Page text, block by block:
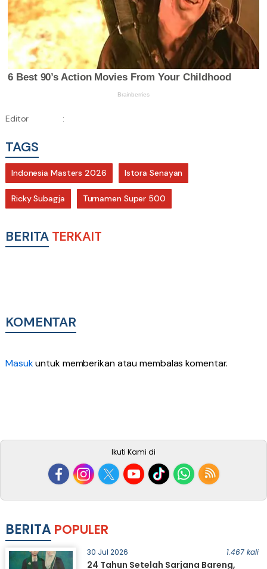
Editor :
TAGS
Indonesia Masters 2026 Istora Senayan
Ricky Subagja Turnamen Super 500
BERITA TERKAIT
KOMENTAR
Masukuntuk memberikan atau membalas komentar.
Ikuti Kami di
BERITA POPULER
30 Jul 2026 1.467 kali
24 Tahun Setelah Sarjana Bareng,